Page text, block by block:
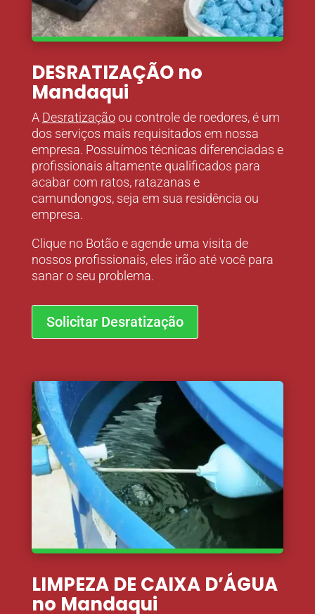
DESRATIZAÇÃO no
Mandaqui
A Desratizaçãoou controle de roedores, é um
dos serviços mais requisitados em nossa
empresa. Possuímos técnicas diferenciadas e
profissionais altamente qualificados para
acabar com ratos, ratazanas e
camundongos, seja em sua residência ou
empresa.
Clique no Botão e agende uma visita de
nossos profissionais, eles irão até você para
sanar o seu problema.
Solicitar Desratização
LIMPEZA DE CAIXA D’ÁGUA
no Mandaqui